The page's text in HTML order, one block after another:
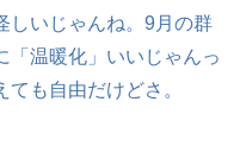
しいじゃんね。9月の群
「温暖化」いいじゃんっ
も自由だけどさ。